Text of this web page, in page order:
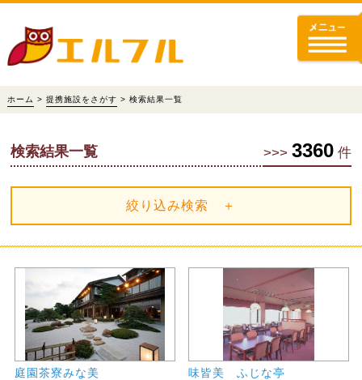
ホーム > 提携施設をさがす > 検索結果一覧
>>> 3360 件
検索結果一覧
絞り込み検索 ＋
庭園茶寮みな美 味皆美 ふじな亭